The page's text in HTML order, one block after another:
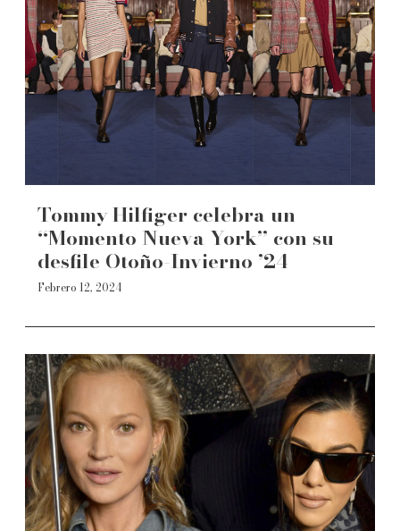
Tommy Hilfiger celebra un
“Momento Nueva York” con su
desfile Otoño-Invierno ’24
Febrero 12, 2024